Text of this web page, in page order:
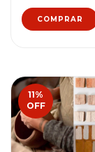
11%
OFF